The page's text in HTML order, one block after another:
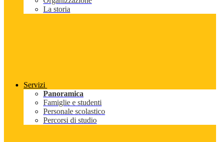
La storia
Servizi
Panoramica
Famiglie e studenti
Personale scolastico
Percorsi di studio